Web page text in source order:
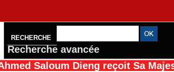
RECHERCHE
Recherche avancée
Dieng reçoit Sa Majesté